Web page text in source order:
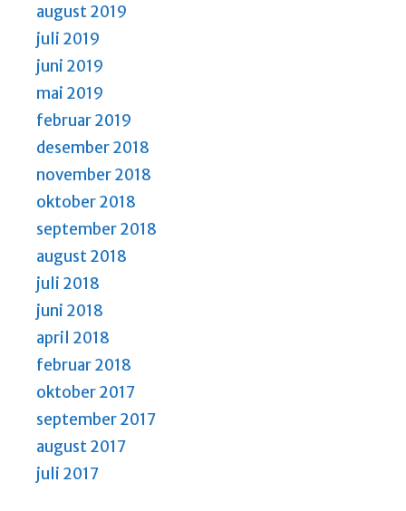
august 2019
juli 2019
juni 2019
mai 2019
februar 2019
desember 2018
november 2018
oktober 2018
september 2018
august 2018
juli 2018
juni 2018
april 2018
februar 2018
oktober 2017
september 2017
august 2017
juli 2017